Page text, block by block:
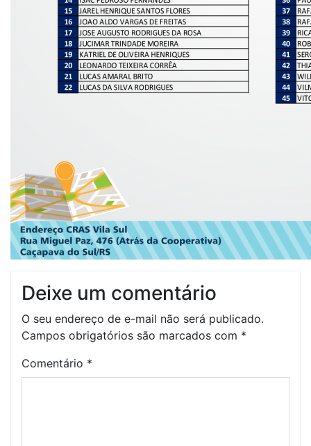
Deixe um comentário
O seu endereço de e-mail não será publicado.
Campos obrigatórios são marcados com *
Comentário *